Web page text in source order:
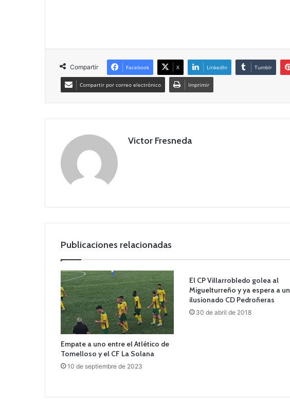
Compartir Facebook X LinkedIn Tumblr
Compartir por correo electrónico Imprimir
Victor Fresneda
Publicaciones relacionadas
Empate a uno entre el Atlético de
Tomelloso y el CF La Solana
10 de septiembre de 2023
El CP Villarrobledo golea al
Miguelturreño y ya espera a un
ilusionado CD Pedroñeras
30 de abril de 2018